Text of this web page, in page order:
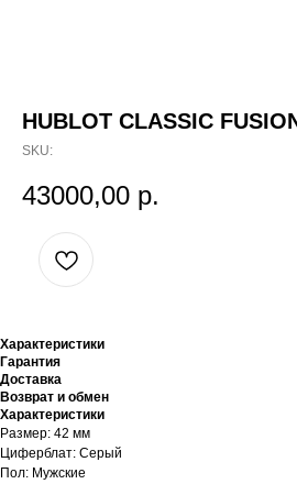
HUBLOT CLASSIC
SKU:
43000,00 р.
Характеристики
Гарантия
Доставка
Возврат и обмен
Характеристики
Размер: 42 мм
Циферблат: Серый
Пол: Мужские